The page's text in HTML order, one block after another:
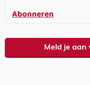
Abonneren
Meld je aan